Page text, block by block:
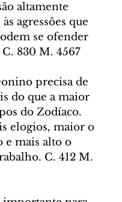
altamente
agressões que
se ofender
830 M. 4567
precisa de
do que a maior
do Zodíaco.
elogios, maior o
e mais alto o
C. 412 M.